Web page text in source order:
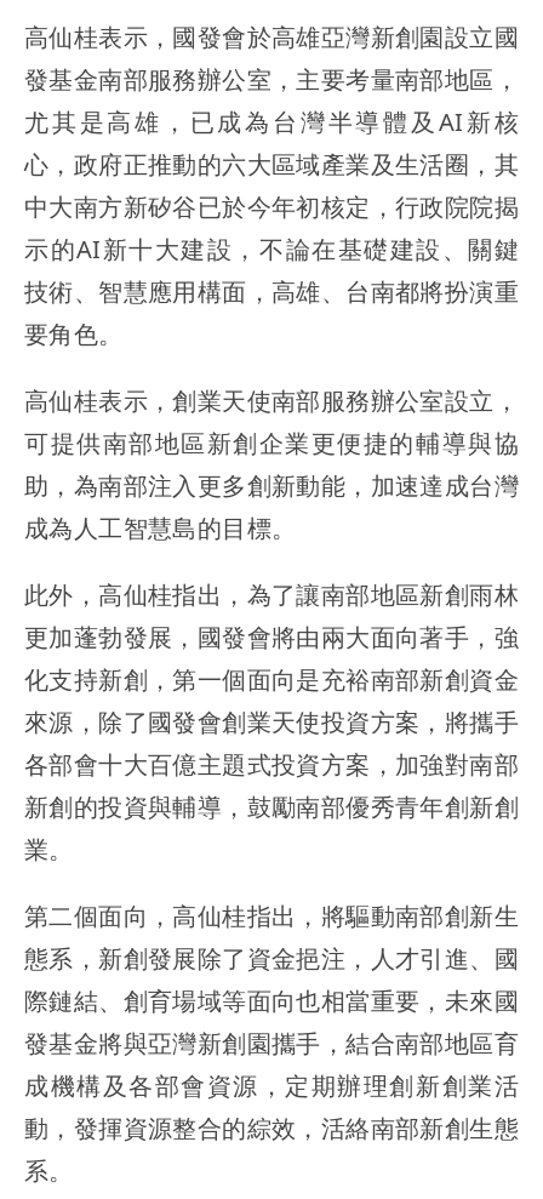
高仙桂表示，國發會於高雄亞灣新創園設立國
發基金南部服務辦公室，主要考量南部地區，
尤其是高雄，已成為台灣半導體及AI新核
心，政府正推動的六大區域產業及生活圈，其
中大南方新矽谷已於今年初核定，行政院院揭
示的AI新十大建設，不論在基礎建設、關鍵
技術、智慧應用構面，高雄、台南都將扮演重
要角色。
高仙桂表示，創業天使南部服務辦公室設立，
可提供南部地區新創企業更便捷的輔導與協
助，為南部注入更多創新動能，加速達成台灣
成為人工智慧島的目標。
此外，高仙桂指出，為了讓南部地區新創雨林
更加蓬勃發展，國發會將由兩大面向著手，強
化支持新創，第一個面向是充裕南部新創資金
來源，除了國發會創業天使投資方案，將攜手
各部會十大百億主題式投資方案，加強對南部
新創的投資與輔導，鼓勵南部優秀青年創新創
業。
第二個面向，高仙桂指出，將驅動南部創新生
態系，新創發展除了資金挹注，人才引進、國
際鏈結、創育場域等面向也相當重要，未來國
發基金將與亞灣新創園攜手，結合南部地區育
成機構及各部會資源，定期辦理創新創業活
動，發揮資源整合的綜效，活絡南部新創生態
系。